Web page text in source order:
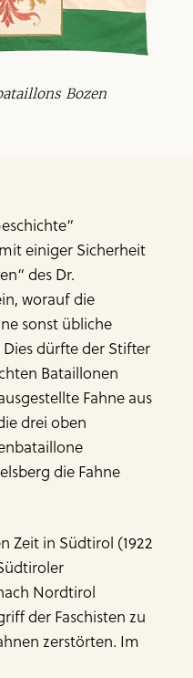
Bozen
einiger Sicherheit
des Dr.
worauf die
sonst übliche
dürfte der Stifter
Bataillonen
Fahne aus
drei oben
die Fahne
Zeit in Süd­tirol (1922
Nordtirol
der Faschisten zu
zerstörten. Im